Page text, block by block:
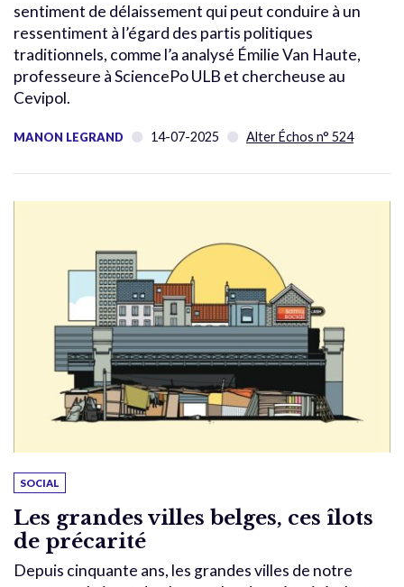
sentiment de délaissement qui peut conduire à un
ressentiment à l’égard des partis politiques
traditionnels, comme l’a analysé Émilie Van Haute,
professeure à SciencePo ULB et chercheuse au
Cevipol.
MANON LEGRAND 14-07-2025 Alter Échos n° 524
SOCIAL
Les grandes villes belges, ces îlots
de précarité
Depuis cinquante ans, les grandes villes de notre